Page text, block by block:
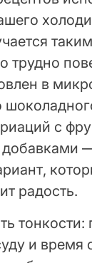
трудно
в
с
добавками
радость.
и время